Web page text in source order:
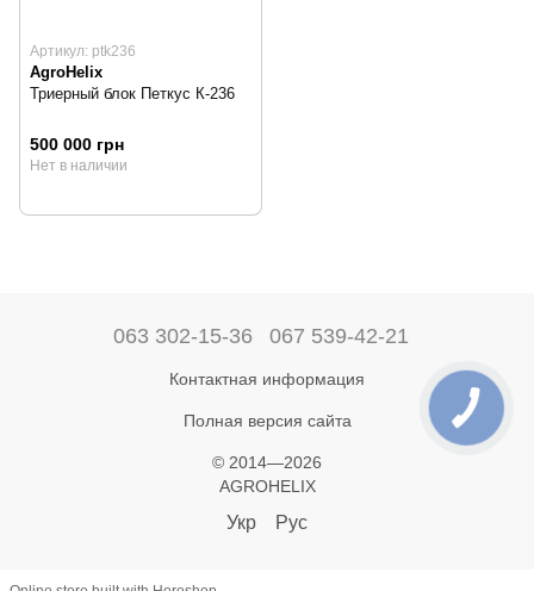
Артикул: ptk236
AgroHelix
Триерный блок Петкус К-236
500 000 грн
Нет в наличии
063 302-15-36 067 539-42-21
Контактная информация
Полная версия сайта
© 2014—2026
AGROHELIX
Укр Рус